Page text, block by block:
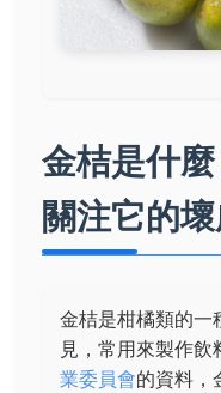
金桔是什
關注它的壞
金桔是柑橘類的一
見，常用來製作
業委員會的資料，